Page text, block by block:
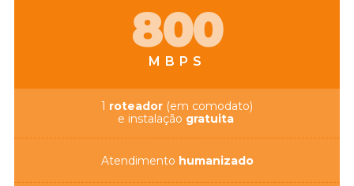
800
MBPS
1 roteador (em comodato)
e instalação gratuita
Atendimento humanizado